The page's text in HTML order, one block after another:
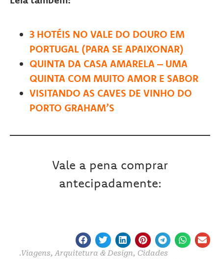
3 HOTÉIS NO VALE DO DOURO EM
PORTUGAL (PARA SE APAIXONAR)
QUINTA DA CASA AMARELA – UMA
QUINTA COM MUITO AMOR E SABOR
VISITANDO AS CAVES DE VINHO DO
PORTO GRAHAM’S
Vale a pena comprar
antecipadamente:
.Viagens,Arquitetura & Design, Cidades